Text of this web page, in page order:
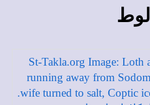
لوط